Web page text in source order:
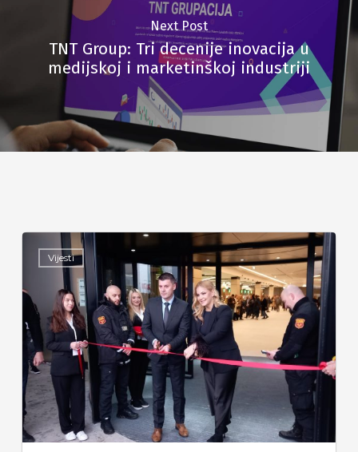
Next Post
TNT Group: Tri decenije inovacija u
medijskoj i marketinškoj industriji
Vijesti